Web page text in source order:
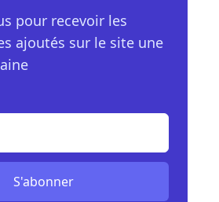
pour recevoir les
ajoutés sur le site une
S'abonner